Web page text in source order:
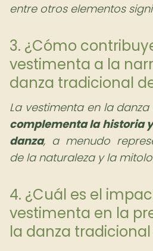
entre otros elementos
3. ¿Cómo
vestimenta a la
danza tradicional
La vestimenta en la
complementa la historia
danza, a menudo
de la naturaleza y la
4. ¿Cuál es el
vestimenta en la
la danza tradicional